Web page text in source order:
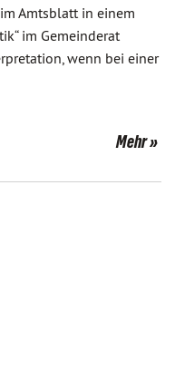
Amtsblatt in einem
im Gemeinderat
wenn bei einer
Mehr